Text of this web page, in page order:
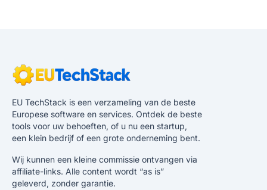
EU TechStack is een verzameling van de beste
Europese software en services. Ontdek de beste
tools voor uw behoeften, of u nu een startup,
een klein bedrijf of een grote onderneming bent.
Wij kunnen een kleine commissie ontvangen via
affiliate-links. Alle content wordt “as is”
geleverd, zonder garantie.